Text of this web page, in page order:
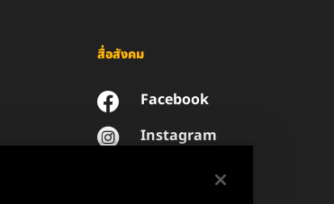
สื่อสังคม
Facebook
Instagram